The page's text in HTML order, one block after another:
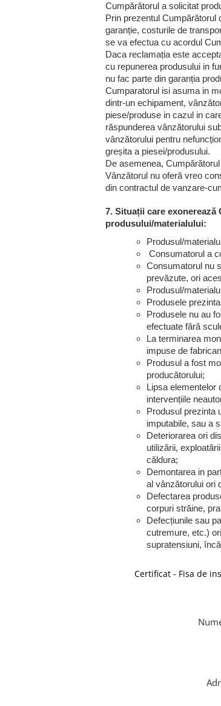
Cumpărătorul a solicitat
Prin prezentul
garanție, costurile de
se va efectua cu acordul
Daca reclamația este
cu repunerea produsului in
nu fac parte din garanția
Cumparatorul isi asuma in
dintr-un echipament,
piese/produse in cazul in
răspunderea vânzătorului
vânzătorului pentru
greșita a piesei/produsului.
De asemenea,
Vânzătorul nu oferă vreo
din contractul de vanzare-
7. Situații care
produsului/materialului:
Produsul/
Consumatorul a
Consumatorul nu
prevăzute, ori
Produsul/
Produsele
Produsele nu au
efectuate fără
La terminarea
impuse de
Produsul a fost
producătorului;
Lipsa elementelor
intervențiile
Produsul prezinta
imputabile, sau a
Deteriorarea ori
utilizării,
căldura;
Demontarea in
al vânzătorului ori
Defectarea
corpuri străine,
Defecțiunile sau
cutremure, etc.)
supratensiuni,
Certificat - Fisa de